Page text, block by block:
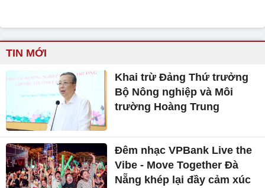
TIN MỚI
Khai trừ Đảng Thứ trưởng
Bộ Nông nghiệp và Môi
trường Hoàng Trung
Đêm nhạc VPBank Live the
Vibe - Move Together Đà
Nẵng khép lại đầy cảm xúc